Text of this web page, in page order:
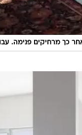
כך מרחיקים פנימה.